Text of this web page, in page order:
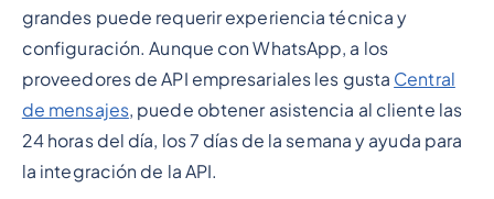
grandes puede requerir experiencia técnica y
configuración. Aunque con WhatsApp, a los
proveedores de API empresariales les gusta Central
de mensajes, puede obtener asistencia al cliente las
24 horas del día, los 7 días de la semana y ayuda para
la integración de la API.